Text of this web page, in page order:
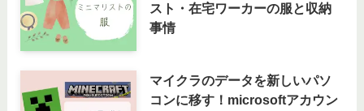
スト・在宅ワーカーの服と収納
事情
マイクラのデータを新しいパソ
コンに移す！microsoftアカウン